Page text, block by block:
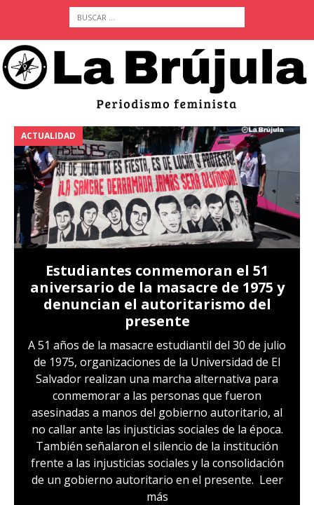
ACTUALIDAD
Estudiantes conmemoran el 51
aniversario de la masacre de 1975 y
denuncian el autoritarismo del
presente
A 51 años de la masacre estudiantil del 30 de julio
de 1975, organizaciones de la Universidad de El
Salvador realizan una marcha alternativa para
conmemorar a las personas que fueron
asesinadas a manos del gobierno autoritario, al
no callar ante las injusticias sociales de la época.
También señalaron el silencio de la institución
frente a las injusticias sociales y la consolidación
de un gobierno autoritario en el presente. Leer
más